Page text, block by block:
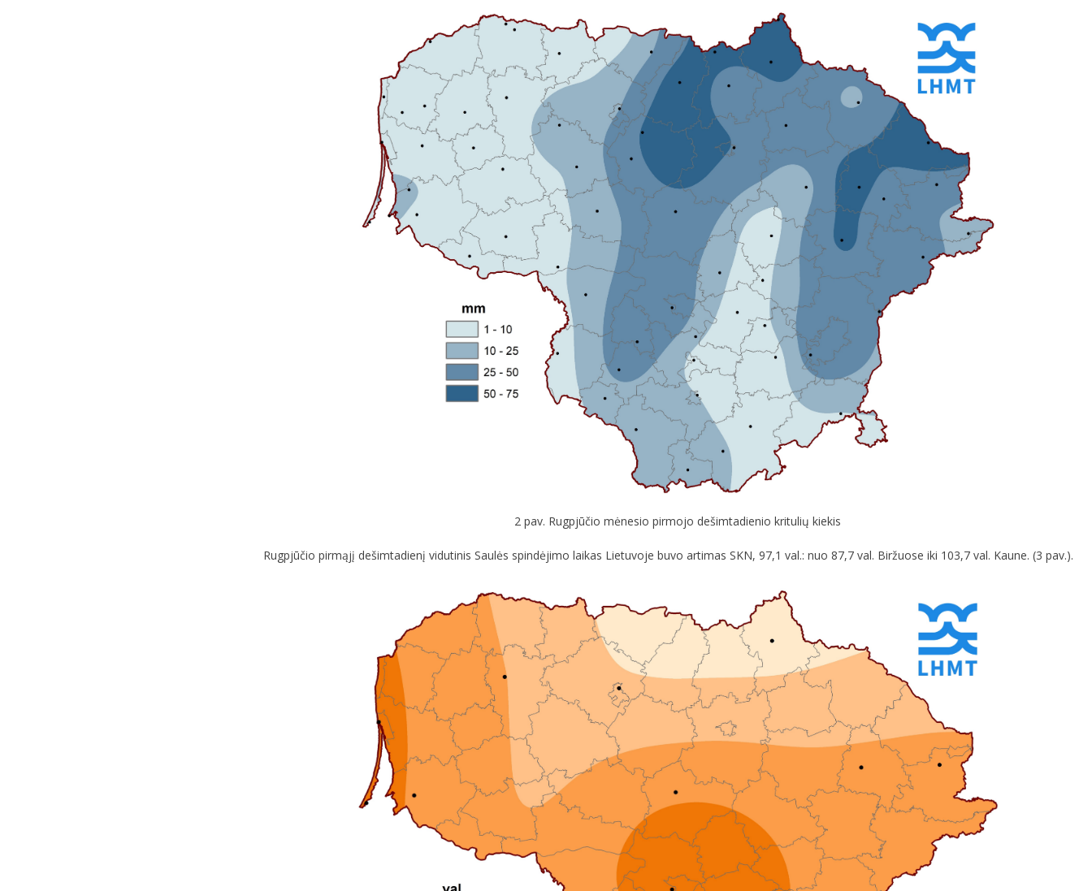
2 pav. Rugpjūčio mėnesio pirmojo dešimtadienio kritulių kiekis
Rugpjūčio pirmąjį dešimtadienį vidutinis Saulės spindėjimo laikas Lietuvoje buvo artimas SKN, 97,1 val.: nuo 87,7 val. Biržuose iki 103,7 val. Kaune. (3 pav.).